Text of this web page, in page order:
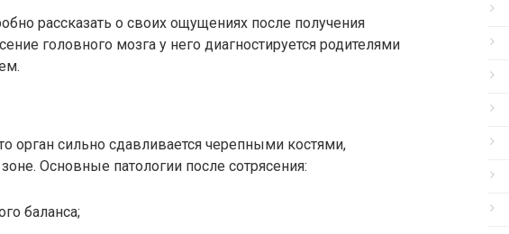
рассказать о своих ощущениях после получения
головного мозга у него диагностируется родителями
орган сильно сдавливается черепными костями,
Основные патологии после сотрясения:
баланса;